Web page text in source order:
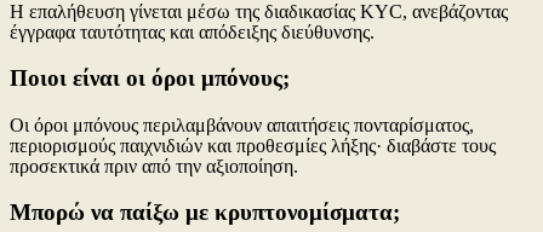
Η επαλήθευση γίνεται μέσω της διαδικασίας KYC, ανεβάζοντας
έγγραφα ταυτότητας και απόδειξης διεύθυνσης.
Ποιοι είναι οι όροι μπόνους;
Οι όροι μπόνους περιλαμβάνουν απαιτήσεις πονταρίσματος,
περιορισμούς παιχνιδιών και προθεσμίες λήξης· διαβάστε τους
προσεκτικά πριν από την αξιοποίηση.
Μπορώ να παίξω με κρυπτονομίσματα;